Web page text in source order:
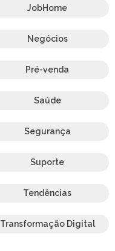
JobHome
Negócios
Pré-venda
Saúde
Segurança
Suporte
Tendências
Transformação Digital